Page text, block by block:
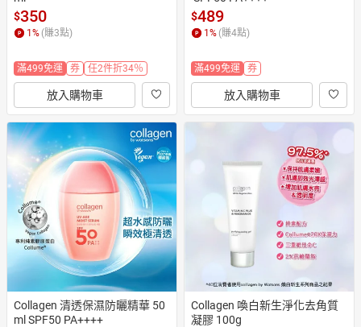
$350
1 % (賺3點)
滿499免運 券 任2件折34％
放入購物車
$489
1 % (賺4點)
滿499免運 券
放入購物車
Collagen 清透保濕防曬精華 50
ml SPF50 PA++++
Collagen 喚白新生淨化去角質
凝膠 100g